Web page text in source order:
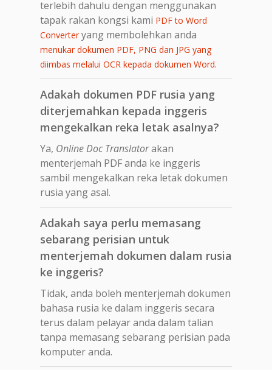
terlebih dahulu dengan menggunakan
tapak rakan kongsi kami PDF to Word
Converteryang membolehkan anda
menukar dokumen PDF, PNG dan JPG yang
diimbas melalui OCR kepada dokumen Word.
Adakah dokumen PDF rusia yang
diterjemahkan kepada inggeris
mengekalkan reka letak asalnya?
Ya, Online Doc Translatorakan
menterjemah PDF anda ke inggeris
sambil mengekalkan reka letak dokumen
rusia yang asal.
Adakah saya perlu memasang
sebarang perisian untuk
menterjemah dokumen dalam rusia
ke inggeris?
Tidak, anda boleh menterjemah dokumen
bahasa rusia ke dalam inggeris secara
terus dalam pelayar anda dalam talian
tanpa memasang sebarang perisian pada
komputer anda.